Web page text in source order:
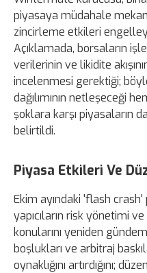
piyasaya müdahale
zincirleme etkileri
Açıklamada, borsaların
verilerinin ve likidite
incelenmesi gerektiği;
dağılımının netleşeceği
şoklara karşı piyasaların
belirtildi.
Piyasa Etkileri Ve
Ekim ayındaki 'flash crash'
yapıcıların risk yönetimi
konularını yeniden
boşlukları ve arbitraj
oynaklığını artırdığını;